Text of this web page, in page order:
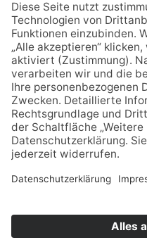
DATENSCHUTZ
CODE OF CONDUCT
Cookie-Einstellungen
SOCIAL MEDIA
Facebook